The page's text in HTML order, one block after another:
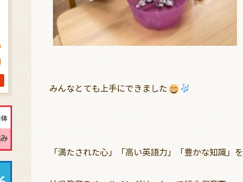
みんなとても上手にできました
「満たされた心」「高い英語力」「豊かな知識」